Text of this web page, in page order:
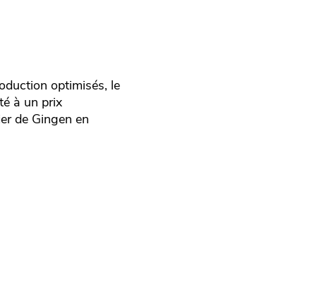
optimisés, le
à un prix
de Gingen en